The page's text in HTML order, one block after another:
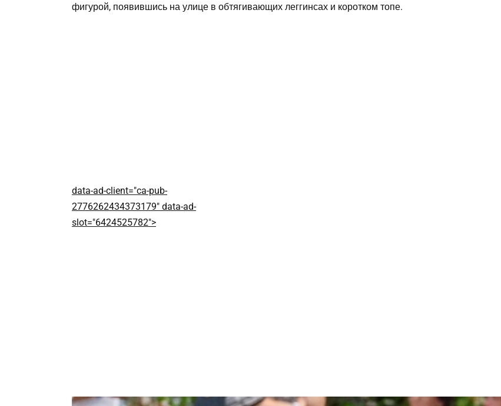
фигурой, появившись на улице в обтягивающих леггинсах и коротком топе.
data-ad-client="ca-pub-
2776262434373179" data-ad-
slot="6424525782">